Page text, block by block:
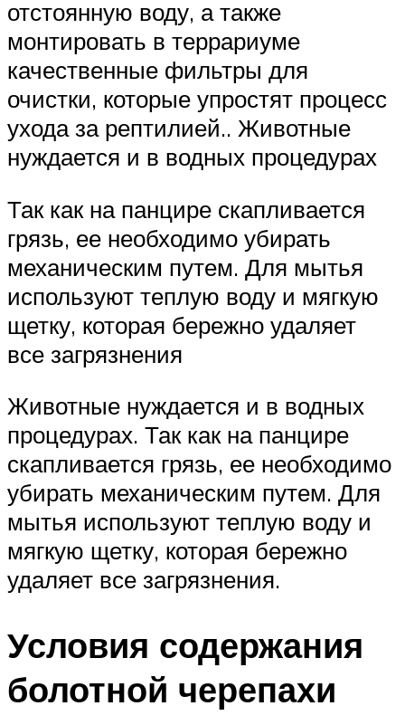
отстоянную воду, а также
монтировать в террариуме
качественные фильтры для
очистки, которые упростят процесс
ухода за рептилией.. Животные
нуждается и в водных процедурах
Так как на панцире скапливается
грязь, ее необходимо убирать
механическим путем. Для мытья
используют теплую воду и мягкую
щетку, которая бережно удаляет
все загрязнения
Животные нуждается и в водных
процедурах. Так как на панцире
скапливается грязь, ее необходимо
убирать механическим путем. Для
мытья используют теплую воду и
мягкую щетку, которая бережно
удаляет все загрязнения.
Условия содержания
болотной черепахи